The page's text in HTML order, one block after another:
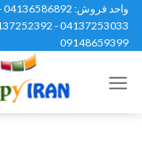
Skip
content
09148659399